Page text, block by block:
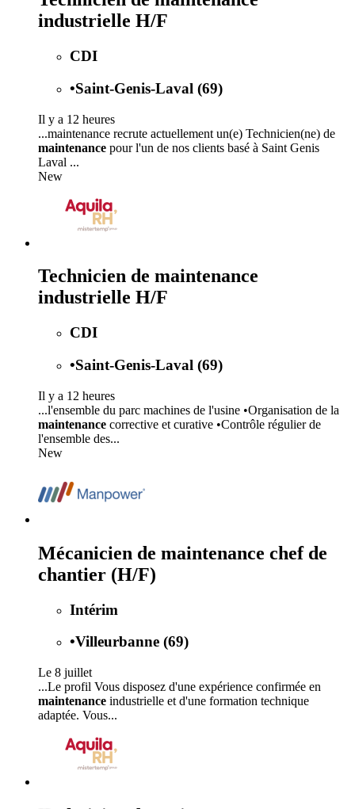
industrielle H/F
CDI
•Saint-Genis-Laval (69)
Il y a 12 heures
...maintenance recrute actuellement un(e) Technicien(ne) de
maintenance pour l'un de nos clients basé à Saint Genis
Laval ...
New
Technicien de maintenance
industrielle H/F
CDI
•Saint-Genis-Laval (69)
Il y a 12 heures
...l'ensemble du parc machines de l'usine •Organisation de la
maintenance corrective et curative •Contrôle régulier de
l'ensemble des...
New
Mécanicien de maintenance chef de
chantier (H/F)
Intérim
•Villeurbanne (69)
Le 8 juillet
...Le profil Vous disposez d'une expérience confirmée en
maintenance industrielle et d'une formation technique
adaptée. Vous...